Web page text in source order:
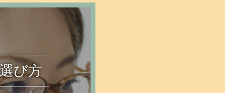
び方